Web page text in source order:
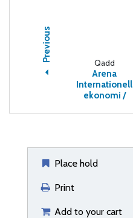
Previous Qadd
Arena
Internationell
ekonomi /
Place hold
Print
Add to your cart